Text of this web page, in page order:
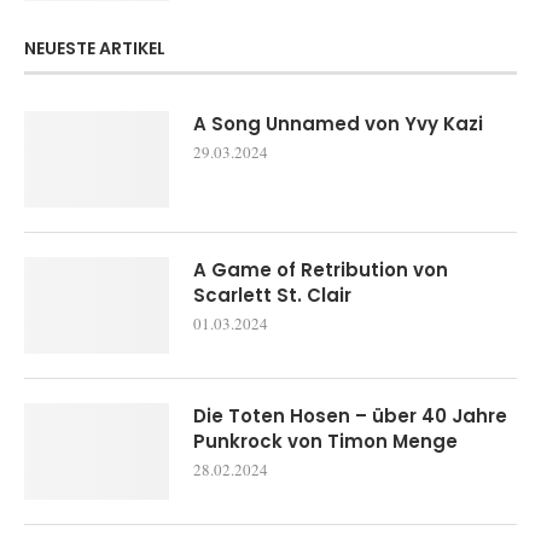
NEUESTE ARTIKEL
A Song Unnamed von Yvy Kazi
29.03.2024
A Game of Retribution von
Scarlett St. Clair
01.03.2024
Die Toten Hosen – über 40 Jahre
Punkrock von Timon Menge
28.02.2024